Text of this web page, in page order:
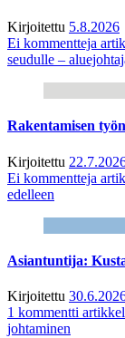
Kirjoitettu 5.8.2026
Ei kommentteja
seudulle –
Rakentamisen
Kirjoitettu
Ei kommentteja
edelleen
Asiantuntija:
Kirjoitettu
1 kommentti
johtaminen